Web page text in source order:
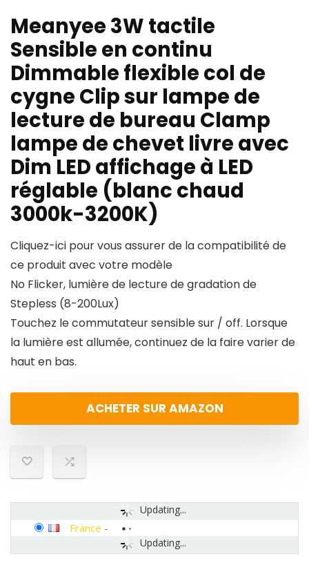
Meanyee 3W tactile
Sensible en continu
Dimmable flexible col de
cygne Clip sur lampe de
lecture de bureau Clamp
lampe de chevet livre avec
Dim LED affichage à LED
réglable (blanc chaud
3000k-3200K)
Cliquez-ici pour vous assurer de la compatibilité de
ce produit avec votre modèle
No Flicker, lumière de lecture de gradation de
Stepless (8-200Lux)
Touchez le commutateur sensible sur / off. Lorsque
la lumière est allumée, continuez de la faire varier de
haut en bas.
ACHETER SUR AMAZON
Updating...
Updating...
France -